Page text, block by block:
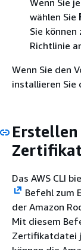
wählen Sie
Sie
Richtlinie
Wenn Sie den
installieren
Erstellen
Das AWS CLI
Befehl zum
der Amazon
Mit diesem
Zertifikatdatei